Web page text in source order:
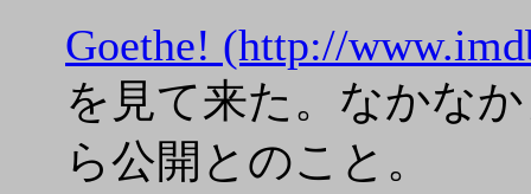
Goethe! (http://
を見て来た。なかな
ら公開とのこと。